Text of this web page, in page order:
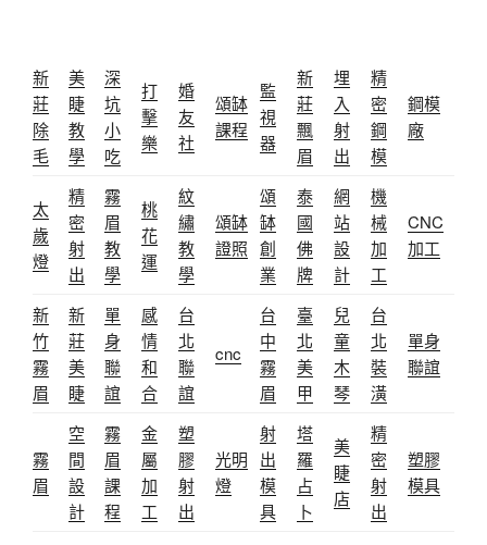
新
莊
除
毛
美
睫
教
學
深
坑
小
吃
打
擊
樂
婚
友
社
頌缽
課程
監
視
器
新
莊
飄
眉
埋
入
射
出
精
密
鋼
模
鋼模
廠
太
歲
燈
精
密
射
出
霧
眉
教
學
桃
花
運
紋
繡
教
學
頌缽
證照
頌
缽
創
業
泰
國
佛
牌
網
站
設
計
機
械
加
工
CNC
加工
新
竹
霧
眉
新
莊
美
睫
單
身
聯
誼
感
情
和
合
台
北
聯
誼
cnc
台
中
霧
眉
臺
北
美
甲
兒
童
木
琴
台
北
裝
潢
單身
聯誼
霧
眉
空
間
設
計
霧
眉
課
程
金
屬
加
工
塑
膠
射
出
光明
燈
射
出
模
具
塔
羅
占
卜
美
睫
店
精
密
射
出
塑膠
模具